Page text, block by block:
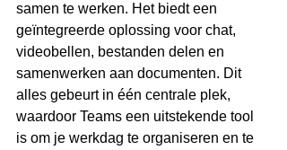
samen te werken. Het biedt een
geïntegreerde oplossing voor chat,
videobellen, bestanden delen en
samenwerken aan documenten. Dit
alles gebeurt in één centrale plek,
waardoor Teams een uitstekende tool
is om je werkdag te organiseren en te